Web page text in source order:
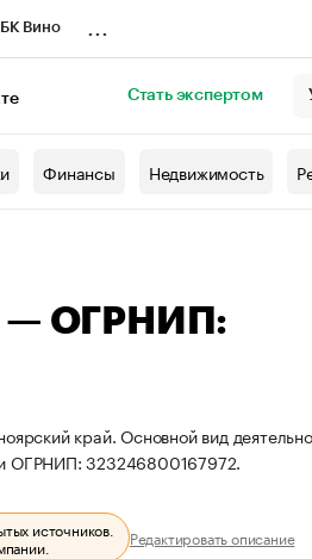
Вино
Стать экспертом
Финансы Недвижимость
— ОГРНИП:
край. Основной вид
ОГРНИП: 323246800167972.
источников.
Редактировать описание